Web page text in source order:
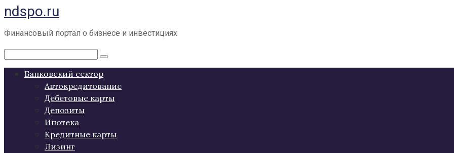
Перейти
к
контенту
ndspo.ru
Финансовый портал о бизнесе и инвестициях
Поиск:
Банковский сектор
Автокредитование
Дебетовые карты
Депозиты
Ипотека
Кредитные карты
Лизинг